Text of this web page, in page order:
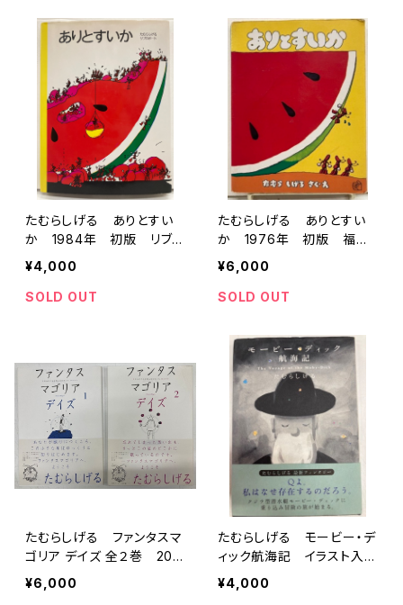
たむらしげる ありとすい
か 1984年 初版 リブ
ロポート
¥4,000
SOLD OUT
たむらしげる ありとすい
か 1976年 初版 福音
館書店刊
¥6,000
SOLD OUT
たむらしげる ファンタスマ
ゴリア デイズ 全２巻 200
0年 初版 帯 メディア
ファクトリー
¥6,000
たむらしげる モービー・デ
ィック航海記 イラスト入り
サイン 2005年 初版
帯 ソニーマガジンズ
¥4,000